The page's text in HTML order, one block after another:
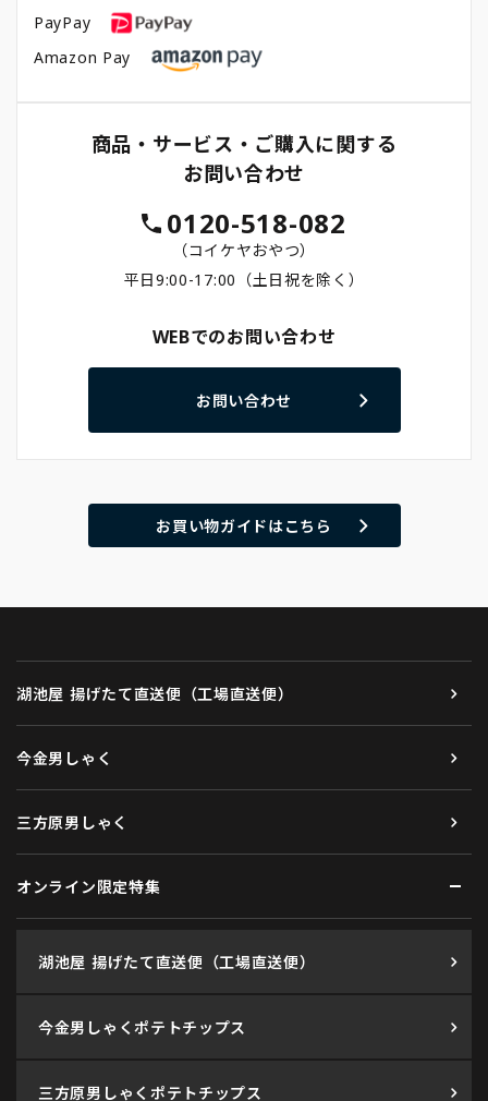
PayPay
Amazon Pay
商品・サービス・ご購入に関する
お問い合わせ
0120-518-082
（コイケヤおやつ）
平日9:00-17:00（土日祝を除く）
WEBでのお問い合わせ
お問い合わせ
お買い物ガイドはこちら
湖池屋 揚げたて直送便（工場直送便）
今金男しゃく
三方原男しゃく
オンライン限定特集
湖池屋 揚げたて直送便（工場直送便）
今金男しゃくポテトチップス
三方原男しゃくポテトチップス